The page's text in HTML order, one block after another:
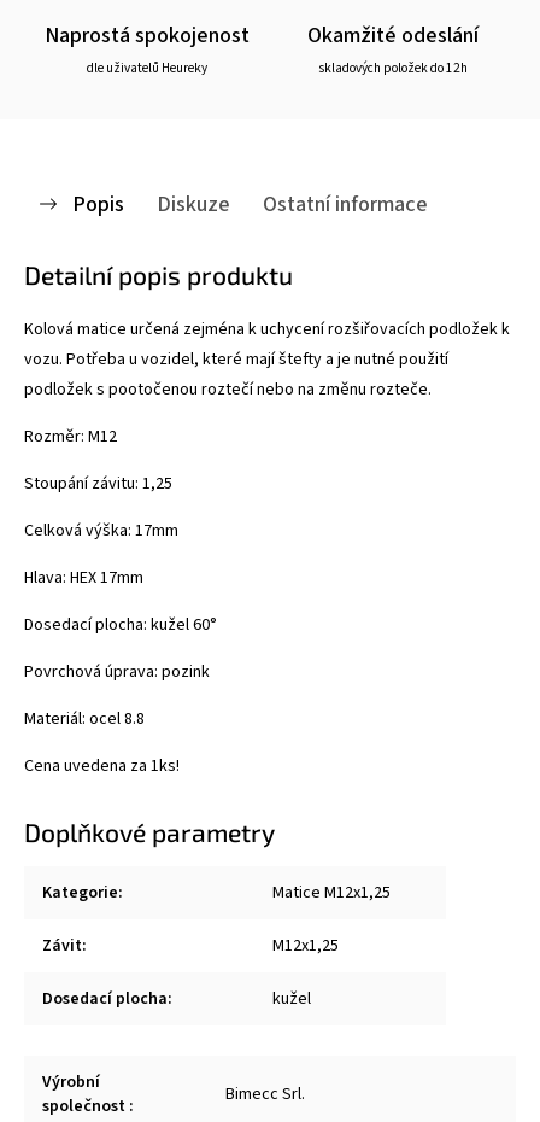
Naprostá spokojenost
dle uživatelů Heureky
Okamžité odeslání
skladových položek do 12h
Popis Diskuze Ostatní informace
Detailní popis produktu
Kolová matice určená zejména k uchycení rozšiřovacích podložek k
vozu. Potřeba u vozidel, které mají štefty a je nutné použití
podložek s pootočenou roztečí nebo na změnu rozteče.
Rozměr: M12
Stoupání závitu: 1,25
Celková výška: 17mm
Hlava: HEX 17mm
Dosedací plocha: kužel 60°
Povrchová úprava: pozink
Materiál: ocel 8.8
Cena uvedena za 1ks!
Doplňkové parametry
Kategorie: Matice M12x1,25
Závit: M12x1,25
Dosedací plocha: kužel
Výrobní
společnost : Bimecc Srl.